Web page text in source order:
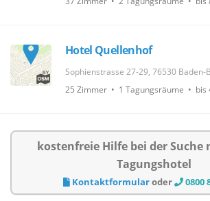
Hotel Quellenhof
Sophienstrasse 27-29, 76530 Baden-
25 Zimmer • 1 Tagungsräume • bis
kostenfreie Hilfe bei der Suche
Tagungshotel
Kontaktformularoder 0800